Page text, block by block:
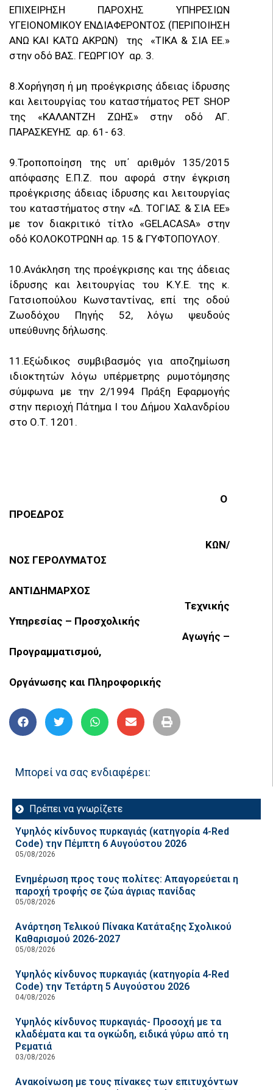
ΕΠΙΧΕΙΡΗΣΗ ΠΑΡΟΧΗΣ ΥΠΗΡΕΣΙΩΝ
ΥΓΕΙΟΝΟΜΙΚΟΥ ΕΝΔΙΑΦΕΡΟΝΤΟΣ (ΠΕΡΙΠΟΙΗΣΗ
ΑΝΩ ΚΑΙ ΚΑΤΩ ΑΚΡΩΝ) της «ΤΙΚΑ & ΣΙΑ ΕΕ.»
στην οδό ΒΑΣ. ΓΕΩΡΓΙΟΥ αρ. 3.
8.Χορήγηση ή μη προέγκρισης άδειας ίδρυσης
και λειτουργίας του καταστήματος PET SHOP
της «ΚΑΛΑΝΤΖΗ ΖΩΗΣ» στην οδό ΑΓ.
ΠΑΡΑΣΚΕΥΗΣ αρ. 61- 63.
9.Τροποποίηση της υπ΄ αριθμόν 135/2015
απόφασης Ε.Π.Ζ. που αφορά στην έγκριση
προέγκρισης άδειας ίδρυσης και λειτουργίας
του καταστήματος στην «Δ. ΤΟΓΙΑΣ & ΣΙΑ ΕΕ»
με τον διακριτικό τίτλο «GELACASA» στην
οδό ΚΟΛΟΚΟΤΡΩΝΗ αρ. 15 & ΓΥΦΤΟΠΟΥΛΟΥ.
10.Ανάκληση της προέγκρισης και της άδειας
ίδρυσης και λειτουργίας του Κ.Υ.Ε. της κ.
Γατσιοπούλου Κωνσταντίνας, επί της οδού
Ζωοδόχου Πηγής 52, λόγω ψευδούς
υπεύθυνης δήλωσης.
11.Εξώδικος συμβιβασμός για αποζημίωση
ιδιοκτητών λόγω υπέρμετρης ρυμοτόμησης
σύμφωνα με την 2/1994 Πράξη Εφαρμογής
στην περιοχή Πάτημα Ι του Δήμου Χαλανδρίου
στο Ο.Τ. 1201.
Ο
ΠΡΟΕΔΡΟΣ
ΚΩΝ/
ΝΟΣ ΓΕΡΟΛΥΜΑΤΟΣ
ΑΝΤΙΔΗΜΑΡΧΟΣ
Τεχνικής
Υπηρεσίας – Προσχολικής
Αγωγής –
Προγραμματισμού,
Οργάνωσης και Πληροφορικής
Μπορεί να σας ενδιαφέρει:
Πρέπει να γνωρίζετε
Υψηλός κίνδυνος πυρκαγιάς (κατηγορία 4-Red
Code) την Πέμπτη 6 Αυγούστου 2026
05/08/2026
Ενημέρωση προς τους πολίτες: Απαγορεύεται η
παροχή τροφής σε ζώα άγριας πανίδας
05/08/2026
Ανάρτηση Τελικού Πίνακα Κατάταξης Σχολικού
Καθαρισμού 2026-2027
05/08/2026
Υψηλός κίνδυνος πυρκαγιάς (κατηγορία 4-Red
Code) την Τετάρτη 5 Αυγούστου 2026
04/08/2026
Υψηλός κίνδυνος πυρκαγιάς- Προσοχή με τα
κλαδέματα και τα ογκώδη, ειδικά γύρω από τη
Ρεματιά
03/08/2026
Ανακοίνωση με τους πίνακες των επιτυχόντων